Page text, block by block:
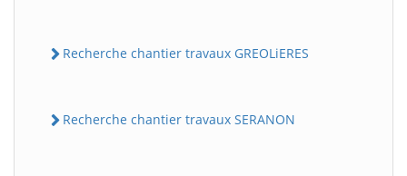
Recherche chantier travaux GREOLiERES
Recherche chantier travaux SERANON